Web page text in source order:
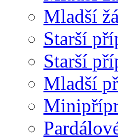
Mladší
Starší
Starší
Mladší